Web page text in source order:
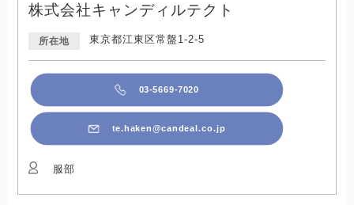
株式会社キャンディルテクト
所在地 東京都江東区常盤1-2-5
03-5669-7020
te.haken@candeal.co.jp
服部